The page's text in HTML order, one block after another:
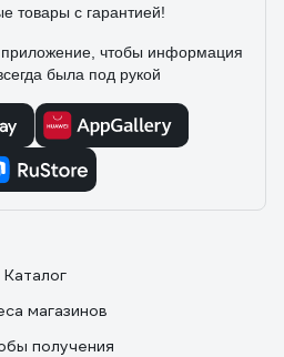
товары с гарантией!
чтобы информация
была под рукой
Каталог
магазинов
получения